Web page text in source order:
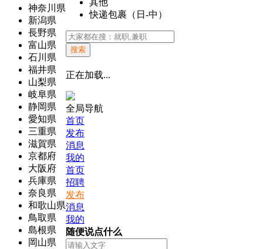
神奈川県
新潟県
長野県
富山県
石川県
福井県
山梨県
岐阜県
静岡県
愛知県
三重県
滋賀県
京都府
大阪府
兵庫県
奈良県
和歌山県
鳥取県
島根県
岡山県
其他
快递包裹（日-中）
搜索
正在加载...
全局导航
首页
发布
消息
我的
首页
招聘
发布
消息
我的
随便说点什么